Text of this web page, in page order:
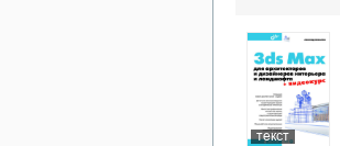
текст